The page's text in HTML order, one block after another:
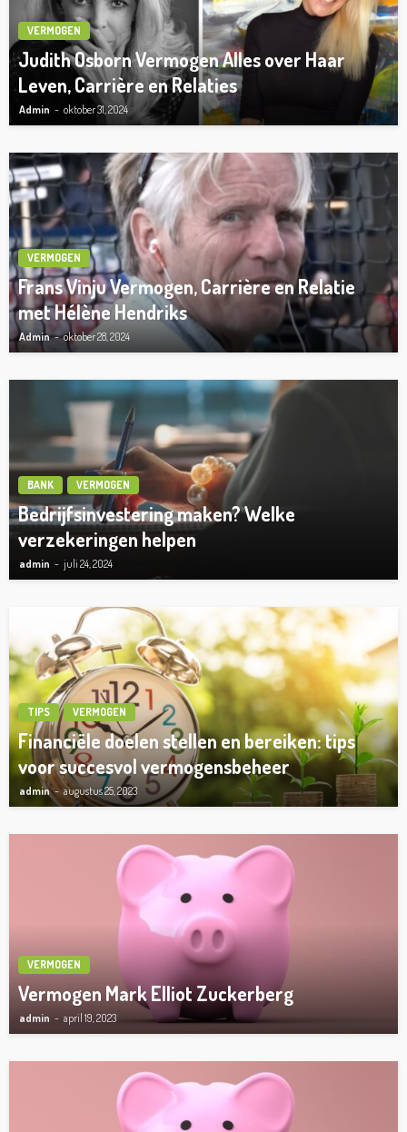
VERMOGEN
Judith Osborn Vermogen Alles over Haar
Leven, Carrière en Relaties
Admin oktober 31, 2024
VERMOGEN
Frans Vinju Vermogen, Carrière en Relatie
met Hélène Hendriks
Admin oktober 28, 2024
BANK VERMOGEN
Bedrijfsinvestering maken? Welke
verzekeringen helpen
admin juli 24, 2024
TIPS VERMOGEN
Financiële doelen stellen en bereiken: tips
voor succesvol vermogensbeheer
admin augustus 25, 2023
VERMOGEN
Vermogen Mark Elliot Zuckerberg
admin april 19, 2023